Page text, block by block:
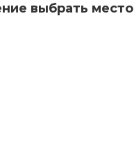
выбрать место